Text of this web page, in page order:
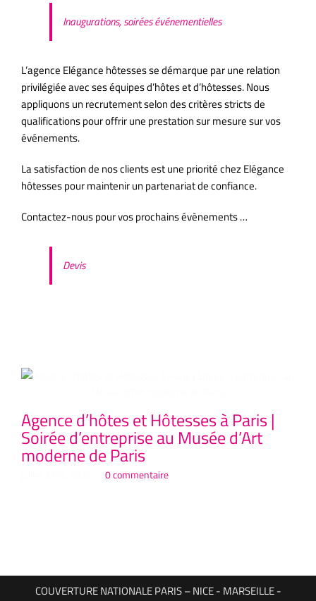
Inaugurations, soirées événementielles
L’agence Elégance hôtesses se démarque par une relation
privilégiée avec ses équipes d’hôtes et d’hôtesses. Nous
appliquons un recrutement selon des critères stricts de
qualifications pour offrir une prestation sur mesure sur vos
événements.
La satisfaction de nos clients est une priorité chez Elégance
hôtesses pour maintenir un partenariat de confiance.
Contactez-nous pour vos prochains évènements …
Devis
Agence d’hôtes et Hôtesses à Paris |
Soirée d’entreprise au Musée d’Art
moderne de Paris
0 commentaire
COUVERTURE NATIONALE PARIS – NICE - MARSEILLE -